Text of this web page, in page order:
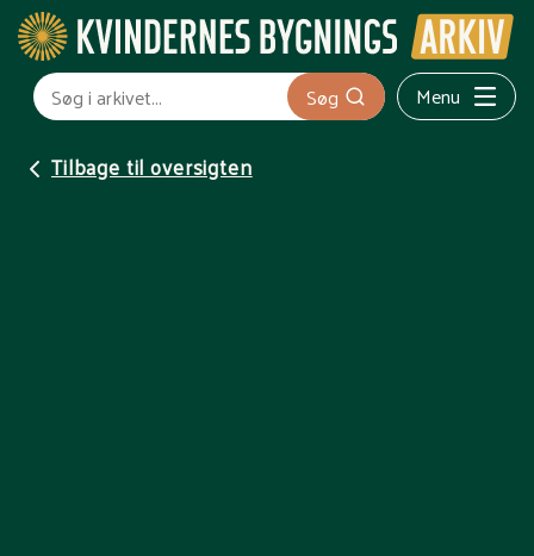
Søg Menu
Tilbage til oversigten